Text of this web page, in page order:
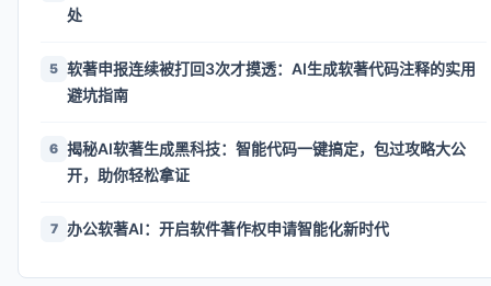
处
5 软著申报连续被打回3次才摸透：AI生成软著代码注释的实用
避坑指南
6 揭秘AI软著生成黑科技：智能代码一键搞定，包过攻略大公
开，助你轻松拿证
7 办公软著AI：开启软件著作权申请智能化新时代